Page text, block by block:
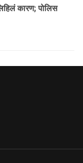
कारण; पोलिस